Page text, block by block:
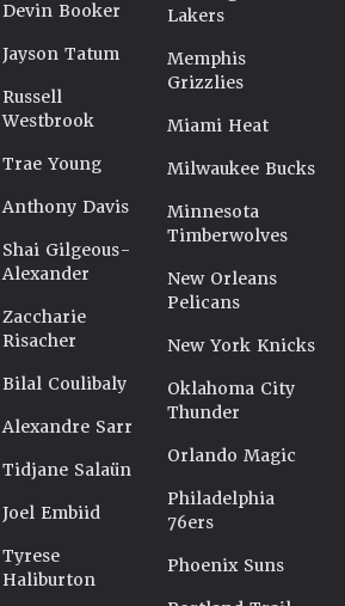
Devin Booker
Jayson Tatum
Russell
Westbrook
Trae Young
Anthony Davis
Shai Gilgeous-
Alexander
Zaccharie
Risacher
Bilal Coulibaly
Alexandre Sarr
Tidjane Salaün
Joel Embiid
Tyrese
Haliburton
Lakers
Memphis
Grizzlies
Miami Heat
Milwaukee Bucks
Minnesota
Timberwolves
New Orleans
Pelicans
New York Knicks
Oklahoma City
Thunder
Orlando Magic
Philadelphia
76ers
Phoenix Suns